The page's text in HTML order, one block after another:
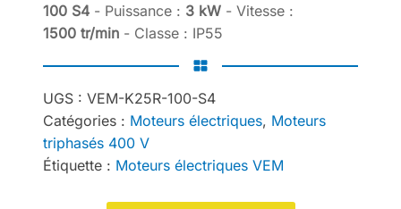
100 S4 - Puissance : 3 kW - Vitesse :
1500 tr/min - Classe : IP55
UGS : VEM-K25R-100-S4
Catégories : Moteurs électriques, Moteurs
triphasés 400 V
Étiquette : Moteurs électriques VEM